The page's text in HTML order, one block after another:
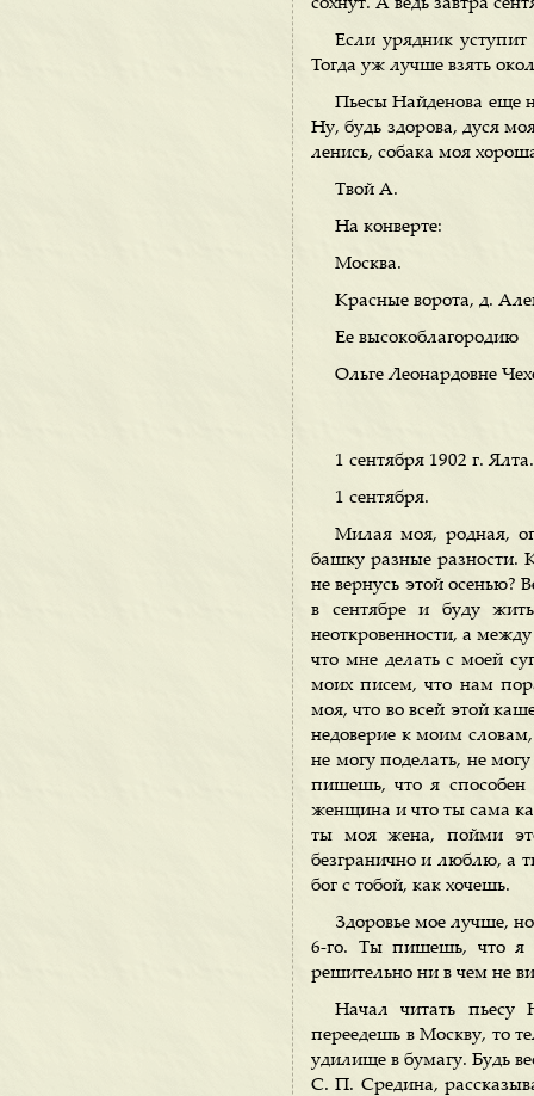
сохнут. А ведь завтра
Если урядник уступит
Тогда уж лучше взять
Пьесы Найденова еще
Ну, будь здорова, дуся
ленись, собака моя
Твой А.
На конверте:
Москва.
Красные ворота, д.
Ее высокоблагородию
Ольге Леонардовне
1 сентября 1902 г. Ялта.
1 сентября.
Милая моя, родная,
башку разные разности.
не вернусь этой осенью?
в сентябре и буду
неоткровенности, а
что мне делать с моей
моих писем, что нам
моя, что во всей этой
недоверие к моим
не могу поделать, не
пишешь, что я способен
женщина и что ты сама
ты моя жена, пойми
безгранично и люблю, а
бог с тобой, как хочешь.
Здоровье мое лучше,
6-го. Ты пишешь, что я
решительно ни в чем не
Начал читать пьесу
переедешь в Москву, то
удилище в бумагу. Будь
С. П. Средина,